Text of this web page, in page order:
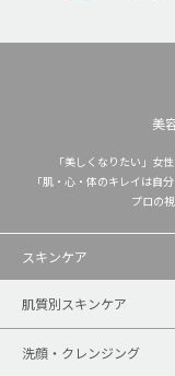
美
「美しくなりたい」女
「肌・心・体のキレイは自
プロの
スキンケア
肌質別スキンケア
洗顔・クレンジング